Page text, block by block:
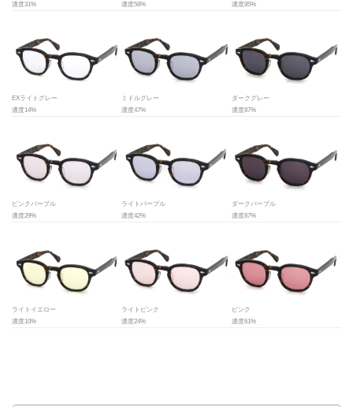
濃度31%
濃度58%
濃度85%
EXライトグレー
濃度14%
ミドルグレー
濃度47%
ダークグレー
濃度87%
ピンクパープル
濃度29%
ライトパープル
濃度42%
ダークパープル
濃度87%
ライトイエロー
濃度10%
ライトピンク
濃度24%
ピンク
濃度61%